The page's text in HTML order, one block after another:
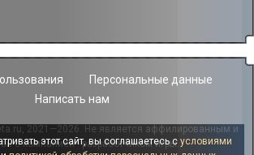
Персональные данные
Написать нам
2021—2026. Не является аффилированным и
с компанией - разработчиком игры.
этот сайт, вы соглашаетесь с условиями